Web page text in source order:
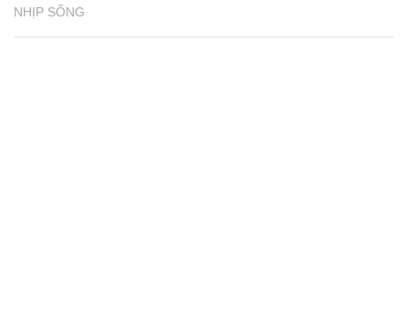
NHỊP SỐNG